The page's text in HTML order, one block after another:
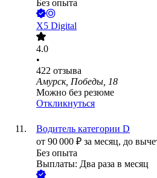
Без опыта
X5 Digital
4.0
•
422 отзыва
Амурск, Победы, 18
Можно без резюме
Откликнуться
Водитель категории D
от 90 000 ₽ за месяц, до
Без опыта
Выплаты: Два раза в месяц